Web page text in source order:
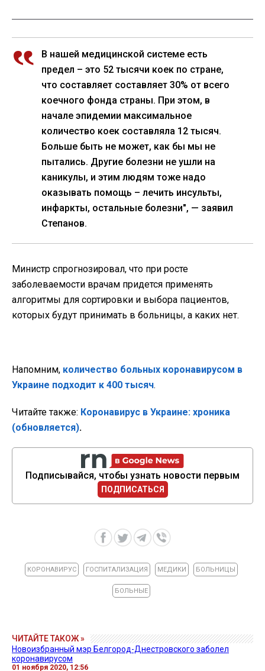
В нашей медицинской системе есть
предел – это 52 тысячи коек по стране,
что составляет составляет 30% от всего
коечного фонда страны. При этом, в
начале эпидемии максимальное
количество коек составляла 12 тысяч.
Больше быть не может, как бы мы не
пытались. Другие болезни не ушли на
каникулы, и этим людям тоже надо
оказывать помощь – лечить инсульты,
инфаркты, остальные болезни", — заявил
Степанов.
Министр спрогнозировал, что при росте
заболеваемости врачам придется применять
алгоритмы для сортировки и выбора пациентов,
которых будут принимать в больницы, а каких нет.
Напомним, количество больных коронавирусом в
Украине подходит к 400 тысяч.
Читайте также: Коронавирус в Украине: хроника
(обновляется).
Подписывайся, чтобы узнать новости первым
ПОДПИСАТЬСЯ
КОРОНАВИРУС ГОСПИТАЛИЗАЦИЯ МЕДИКИ БОЛЬНИЦЫ
БОЛЬНЫЕ
ЧИТАЙТЕ ТАКОЖ »
Новоизбранный мэр Белгород-Днестровского заболел
коронавирусом
01 ноября 2020, 12:56